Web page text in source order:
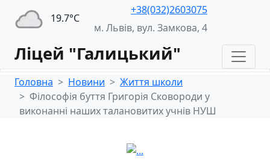
19.7°С
+38(032)2603075
м. Львів, вул. Замкова, 4
Ліцей "Галицький"
Головна Новини
Життя школи
Філософія буття Григорія Сковороди у
виконанні наших талановитих учнів НУШ